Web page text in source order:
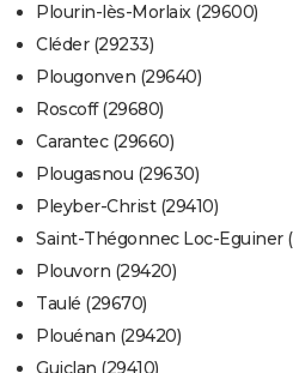
Plourin-lès-Morlaix (29600)
Cléder (29233)
Plougonven (29640)
Roscoff (29680)
Carantec (29660)
Plougasnou (29630)
Pleyber-Christ (29410)
Saint-Thégonnec Loc-Eguiner
Plouvorn (29420)
Taulé (29670)
Plouénan (29420)
Guiclan (29410)